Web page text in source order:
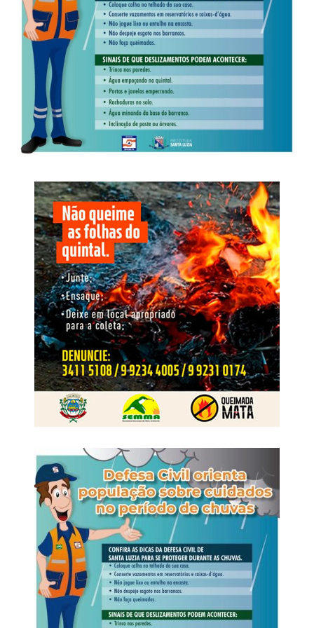
entorpecentes e distribuição de recursos entre diferentes
núcleos.
A investigação identificou ainda que o mesmo chip
atribuído à liderança foi utilizado em sete aparelhos
celulares diferentes entre setembro de 2025 e março de
2026. A alternância dos terminais indica método de
adaptação destinado a contornar apreensões e controles
penitenciários, permitindo a continuidade das
Nome da Operação
O nome Replay faz referência à repetição das condutas e
à capacidade de reorganização identificada após as
operações anteriores. A nova fase busca interromper esse
ciclo, responsabilizar os envolvidos, neutralizar o
comando exercido de dentro do cárcere e retirar da
estrutura os recursos financeiros e patrimoniais utilizados
para manter suas atividades
WhatsApp
Facebook
Twitter
Messenger
LinkedIn
Share
Diante dos elementos colhidos, que reforçam os indícios
da prática de lavagem de capitais, foi determinada a
suspensão das atividades econômicas e financeiras da
empresa, a lacração do estabelecimento e a apreensão
das máquinas de bingo, da máquina de urso e de outros
equipamentos utilizados na exploração de jogos de azar.
Investigação
O inquérito instaurado pela Derf de Rondonópolis teve
por um dos autores de um roubo e incêndio, ocorrido em
18 de fevereiro de 2025, em uma padaria localizada no
bairro São Sebastião, em Rondonópolis.
O crime foi praticado por dois homens armados, que
anunciaram o roubo e, em seguida, incendiaram as
dependências da padaria. No decorrer das investigações,
os dois suspeitos foram identificados e tiveram as
respectivas prisões preventivas decretadas pela Justiça.
Em maio de 2025, os dois foragidos foram abordados
pela Polícia Rodoviária Federal portando documentos de
identificação falsos. Ambos viajavam como passageiros
de um ônibus interestadual que fazia o trajeto de Cuiabá
(MT) para o Rio de Janeiro (RJ).
Na ocasião, a equipe da Polícia Rodoviária Federal
apreendeu os aparelhos celulares que estavam com os
suspeitos, e o material foi encaminhado à Derf de
Rondonópolis para as providências cabíveis.
A partir da análise do conteúdo extraído dos celulares, os
policiais identificaram a existência de uma célula de
facção com atuação em diversos municípios de Mato